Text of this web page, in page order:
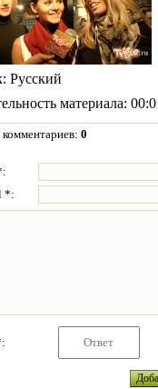
: Русский
материала:
комментариев: 0
*: